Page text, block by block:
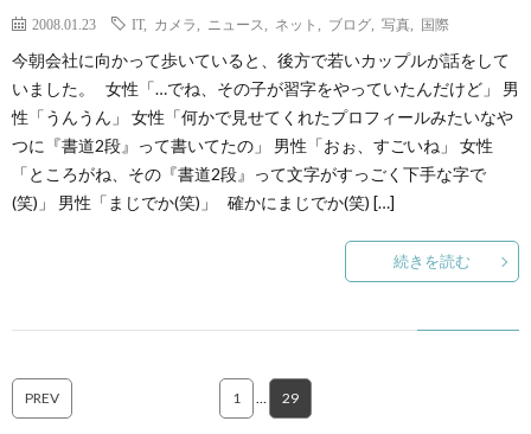
2008.01.23 IT, カメラ ニュース ネット ブログ 写真 国際
今朝会社に向かって歩いていると、後方で若いカップルが話をして
いました。 女性「…でね、その子が習字をやっていたんだけど」 男
性「うんうん」 女性「何かで見せてくれたプロフィールみたいなや
つに『書道2段』って書いてたの」 男性「おぉ、すごいね」 女性
「ところがね、その『書道2段』って文字がすっごく下手な字で
(笑)」 男性「まじでか(笑)」 確かにまじでか(笑) […]
続きを読む
PREV 1 … 29